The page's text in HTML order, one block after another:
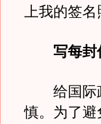
上我的签名
写每封
给国际政
慎。为了避